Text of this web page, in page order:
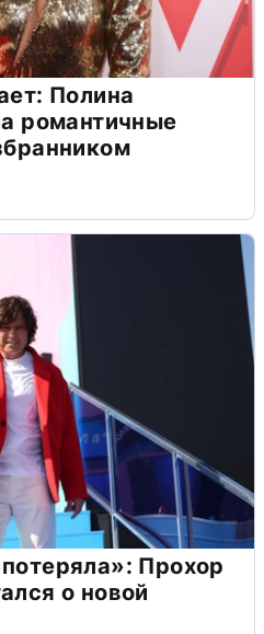
Полина
романтичные
Прохор
о новой